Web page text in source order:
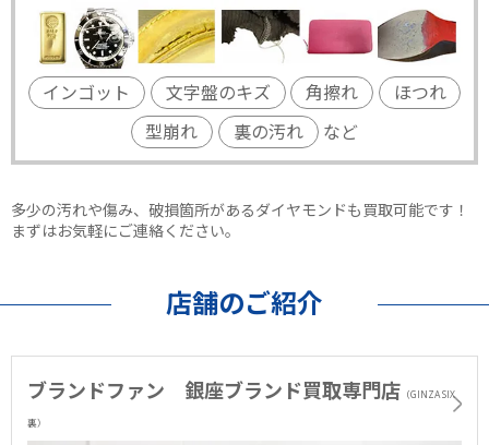
インゴット 文字盤のキズ 角擦れ
ほつれ
型崩れ
裏の汚れ など
多少の汚れや傷み、破損箇所があるダイヤモンドも買取可能です！
まずはお気軽にご連絡ください。
店舗のご紹介
ブランドファン 銀座ブランド買取専門店 （GINZA SIX
裏）